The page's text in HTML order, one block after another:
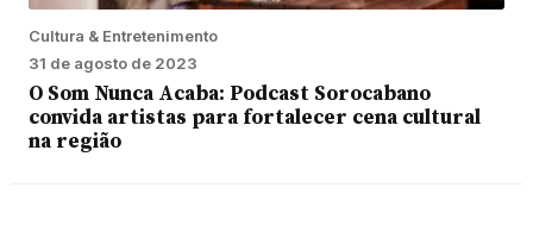
Cultura & Entretenimento
31 de agosto de 2023
O Som Nunca Acaba: Podcast Sorocabano
convida artistas para fortalecer cena cultural
na região